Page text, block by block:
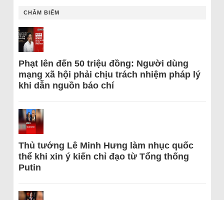
CHÂM BIẾM
Phạt lên đến 50 triệu đồng: Người dùng
mạng xã hội phải chịu trách nhiệm pháp lý
khi dẫn nguồn báo chí
Thủ tướng Lê Minh Hưng làm nhục quốc
thể khi xin ý kiến chỉ đạo từ Tổng thống
Putin